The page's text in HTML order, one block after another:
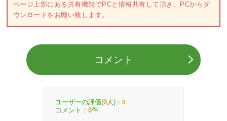
ページ上部にある共有機能でPCと情報共有して頂き、PCからダ
ウンロードをお願い致します。
コメント
ユーザーの評価(0 人)： 0
コメント： 0件